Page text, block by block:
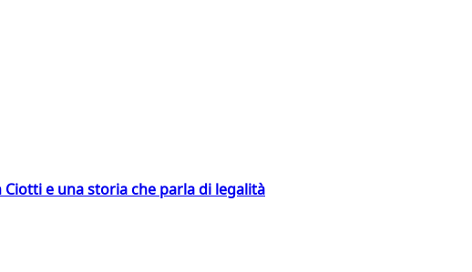
e una storia che parla di legalità